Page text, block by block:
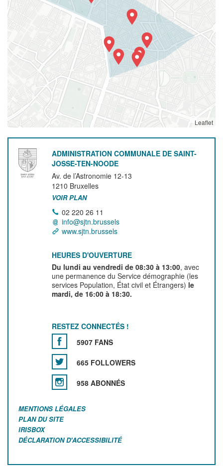
Leaflet
ADMINISTRATION COMMUNALE DE SAINT-
JOSSE-TEN-NOODE
Av. de l’Astronomie 12-13
1210 Bruxelles
VOIR PLAN
02 220 26 11
info@sjtn.brussels
www.sjtn.brussels
HEURES D'OUVERTURE
Du lundi au vendredi de 08:30 à 13:00, avec
une permanence du Service démographie (les
services Population, État civil et Étrangers) le
mardi, de 16:00 à 18:30.
RESTEZ CONNECTÉS !
5907 FANS
665 FOLLOWERS
958 ABONNÉS
MENTIONS LÉGALES
PLAN DU SITE
IRISBOX
DÉCLARATION D'ACCESSIBILITÉ